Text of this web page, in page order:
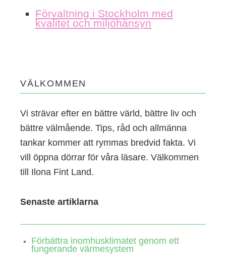
Förvaltning i Stockholm med
kvalitet och miljöhänsyn
VÄLKOMMEN
Vi strävar efter en bättre värld, bättre liv och
bättre välmående. Tips, råd och allmänna
tankar kommer att rymmas bredvid fakta. Vi
vill öppna dörrar för våra läsare. Välkommen
till Ilona Fint Land.
Senaste artiklarna
Förbättra inomhusklimatet genom ett
fungerande värmesystem